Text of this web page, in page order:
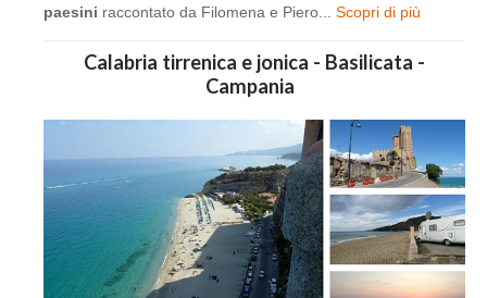
paesini raccontato da Filomena e Piero... Scopri di più
Calabria tirrenica e jonica - Basilicata -
Campania